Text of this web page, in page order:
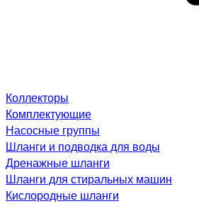
Коллекторы
Комплектующие
Насосные группы
Шланги и подводка для воды
Дренажные шланги
Шланги для стиральных машин
Кислородные шланги